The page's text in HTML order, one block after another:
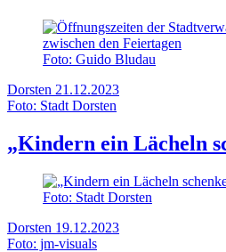
Foto: Guido Bludau
Dorsten 21.12.2023
Foto: Stadt Dorsten
„Kindern ein Lächeln
Foto: Stadt Dorsten
Dorsten 19.12.2023
Foto: jm-visuals